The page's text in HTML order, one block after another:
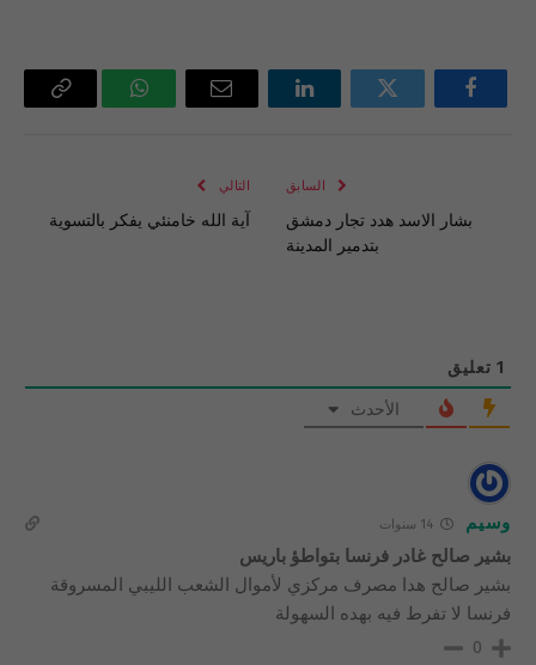
فيسبوك تويتر لينكدإن
البريد
واتساب Copy
السابق
بشار الاسد هدد تجار دمشق
بتدمير المدينة
التالي
آية الله خامنئي يفكر بالتسوية
1 تعليق
الأحدث
وسيم 14 سنوات
بشير صالح غادر فرنسا بتواطؤ باريس
بشير صالح هدا مصرف مركزي لأموال الشعب الليبي المسروقة
فرنسا لا تفرط فيه بهده السهولة
0